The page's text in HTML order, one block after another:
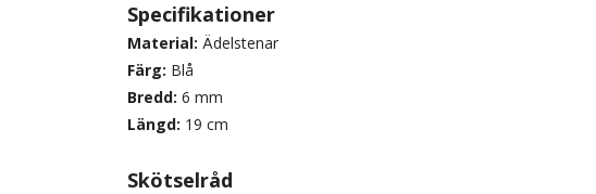
Specifikationer
Material: Ädelstenar
Färg: Blå
Bredd: 6 mm
Längd: 19 cm
Skötselråd